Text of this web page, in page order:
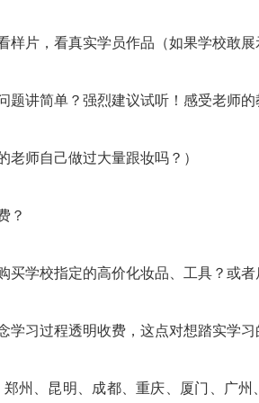
片，看真实学员作品（如果学校敢展
讲简单？强烈建议试听！感受老师的
师自己做过大量跟妆吗？）
？
学校指定的高价化妆品、工具？或者
习过程透明收费，这点对想踏实学习
州、昆明、成都、重庆、厦门、广